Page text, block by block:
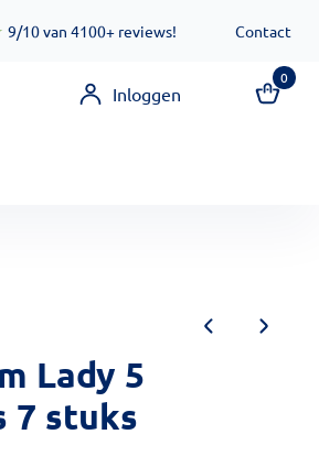
9/10 van 4100+ reviews! Contact
Inloggen
0
Lady 5
7 stuks